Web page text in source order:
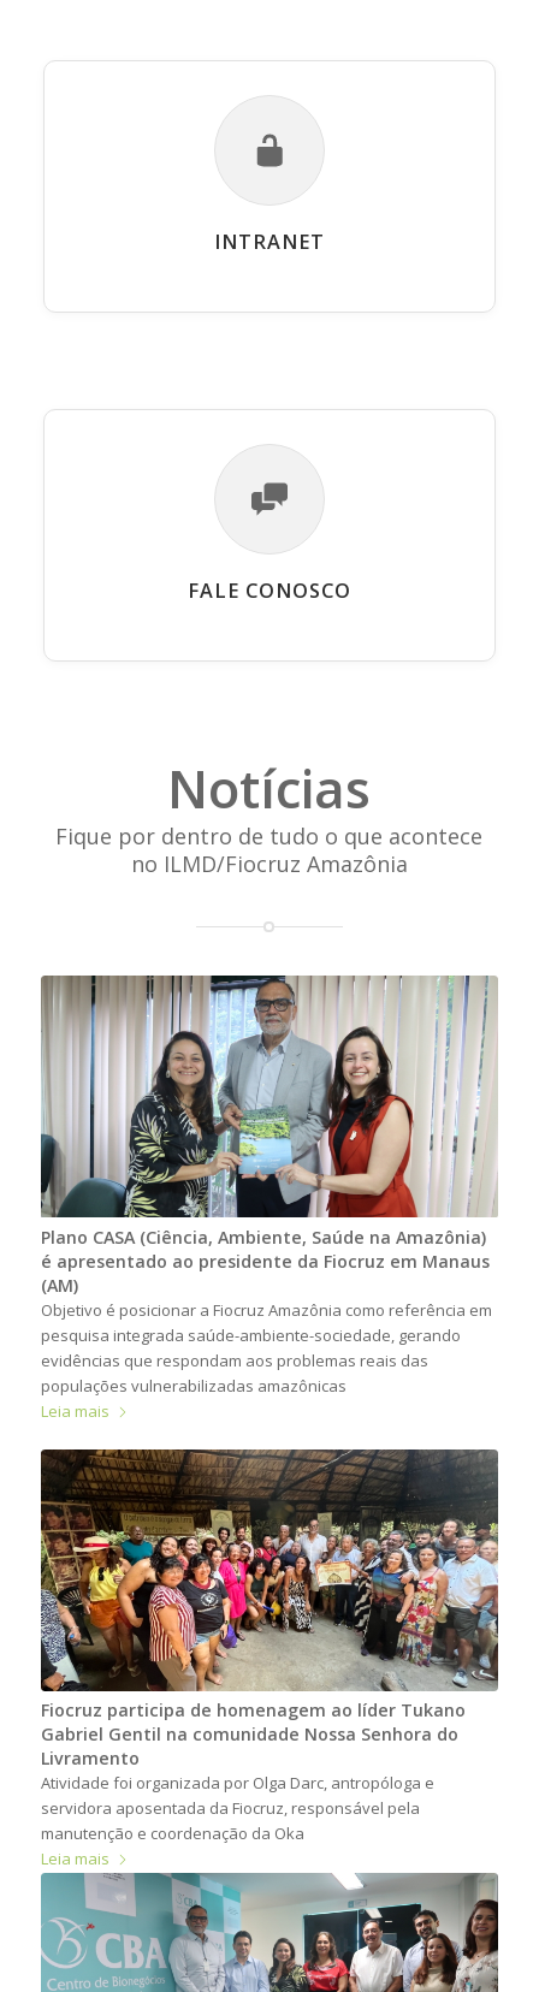
INTRANET
FALE CONOSCO
Notícias
Fique por dentro de tudo o que acontece
no ILMD/Fiocruz Amazônia
Plano CASA (Ciência, Ambiente, Saúde na Amazônia)
é apresentado ao presidente da Fiocruz em Manaus
(AM)
Objetivo é posicionar a Fiocruz Amazônia como referência em
pesquisa integrada saúde-ambiente-sociedade, gerando
evidências que respondam aos problemas reais das
populações vulnerabilizadas amazônicas
Leia mais
Fiocruz participa de homenagem ao líder Tukano
Gabriel Gentil na comunidade Nossa Senhora do
Livramento
Atividade foi organizada por Olga Darc, antropóloga e
servidora aposentada da Fiocruz, responsável pela
manutenção e coordenação da Oka
Leia mais